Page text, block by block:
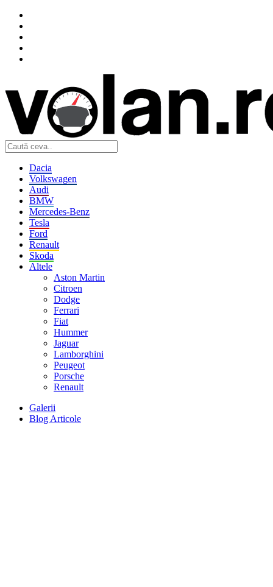
Dacia
Volkswagen
Audi
BMW
Mercedes-Benz
Tesla
Ford
Renault
Skoda
Altele
Aston Martin
Citroen
Dodge
Ferrari
Fiat
Hummer
Jaguar
Lamborghini
Peugeot
Porsche
Renault
Galerii
Blog Articole